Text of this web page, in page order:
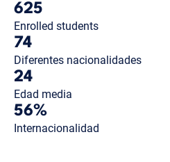
625
Enrolled students
74
Diferentes nacionalidades
24
Edad media
56%
Internacionalidad